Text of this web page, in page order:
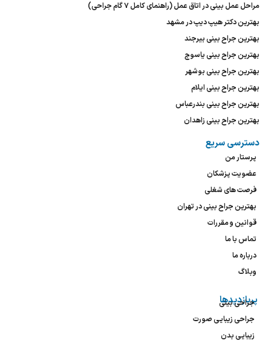
مراحل عمل بینی در اتاق عمل (راهنمای کامل ۷ گام جراحی)
بهترین دکتر هیپ دیپ در مشهد
بهترین جراح بینی بیرجند
بهترین جراح بینی یاسوج
بهترین جراح بینی بوشهر
بهترین جراح بینی ایلام
بهترین جراح بینی بندرعباس
بهترین جراح بینی زاهدان
دسترسی سریع
پرستار من
عضویت پزشکان
فرصت های شغلی
بهترین جراح بینی در تهران
قوانین و مقررات
تماس با ما
درباره ما
وبلاگ
پربازدیدها
جراحی بینی
جراحی زیبایی صورت
زیبایی بدن